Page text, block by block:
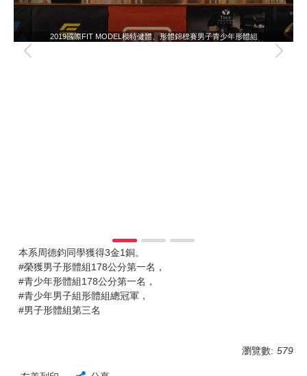
2019國際FIT MODEL模特健體、形體錦標賽男子青少年形體組
本系周德鈞同學獲得3金1銅。
#榮獲男子形體組178公分第一名，
#青少年形體組178公分第一名，
#青少年男子組形體組總冠軍，
#男子形體組第三名
瀏覽數: 579